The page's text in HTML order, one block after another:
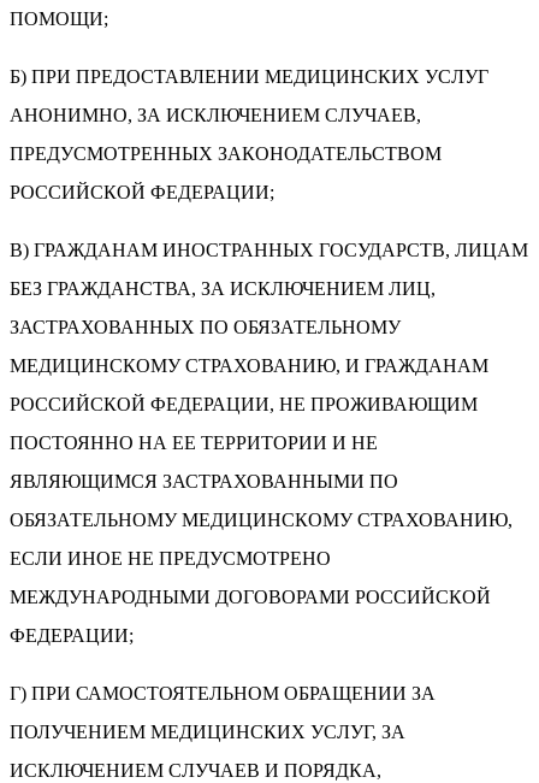
ПОМОЩИ;
Б) ПРИ ПРЕДОСТАВЛЕНИИ МЕДИЦИНСКИХ УСЛУГ
АНОНИМНО, ЗА ИСКЛЮЧЕНИЕМ СЛУЧАЕВ,
ПРЕДУСМОТРЕННЫХ ЗАКОНОДАТЕЛЬСТВОМ
РОССИЙСКОЙ ФЕДЕРАЦИИ;
В) ГРАЖДАНАМ ИНОСТРАННЫХ ГОСУДАРСТВ, ЛИЦАМ
БЕЗ ГРАЖДАНСТВА, ЗА ИСКЛЮЧЕНИЕМ ЛИЦ,
ЗАСТРАХОВАННЫХ ПО ОБЯЗАТЕЛЬНОМУ
МЕДИЦИНСКОМУ СТРАХОВАНИЮ, И ГРАЖДАНАМ
РОССИЙСКОЙ ФЕДЕРАЦИИ, НЕ ПРОЖИВАЮЩИМ
ПОСТОЯННО НА ЕЕ ТЕРРИТОРИИ И НЕ
ЯВЛЯЮЩИМСЯ ЗАСТРАХОВАННЫМИ ПО
ОБЯЗАТЕЛЬНОМУ МЕДИЦИНСКОМУ СТРАХОВАНИЮ,
ЕСЛИ ИНОЕ НЕ ПРЕДУСМОТРЕНО
МЕЖДУНАРОДНЫМИ ДОГОВОРАМИ РОССИЙСКОЙ
ФЕДЕРАЦИИ;
Г) ПРИ САМОСТОЯТЕЛЬНОМ ОБРАЩЕНИИ ЗА
ПОЛУЧЕНИЕМ МЕДИЦИНСКИХ УСЛУГ, ЗА
ИСКЛЮЧЕНИЕМ СЛУЧАЕВ И ПОРЯДКА,